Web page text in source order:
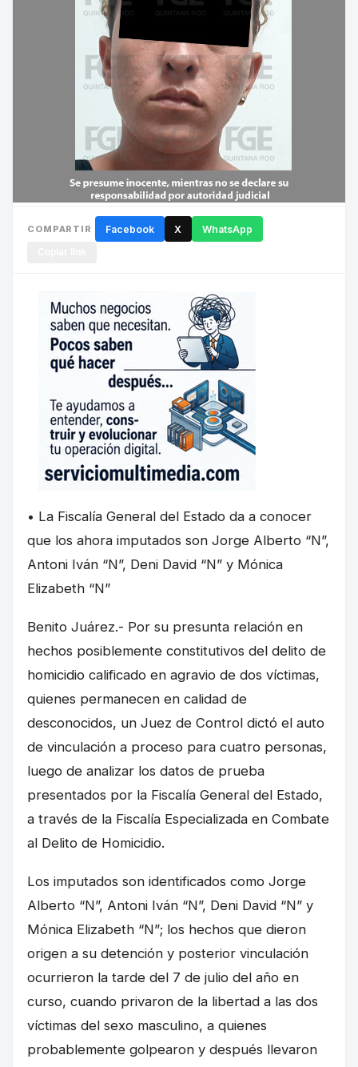
COMPARTIR Facebook X WhatsApp
• La Fiscalía General del Estado da a conocer
que los ahora imputados son Jorge Alberto “N”,
Antoni Iván “N”, Deni David “N” y Mónica
Elizabeth “N”
Benito Juárez.- Por su presunta relación en
hechos posiblemente constitutivos del delito de
homicidio calificado en agravio de dos víctimas,
quienes permanecen en calidad de
desconocidos, un Juez de Control dictó el auto
de vinculación a proceso para cuatro personas,
luego de analizar los datos de prueba
presentados por la Fiscalía General del Estado,
a través de la Fiscalía Especializada en Combate
al Delito de Homicidio.
Los imputados son identificados como Jorge
Alberto “N”, Antoni Iván “N”, Deni David “N” y
Mónica Elizabeth “N”; los hechos que dieron
origen a su detención y posterior vinculación
ocurrieron la tarde del 7 de julio del año en
curso, cuando privaron de la libertad a las dos
víctimas del sexo masculino, a quienes
probablemente golpearon y después llevaron